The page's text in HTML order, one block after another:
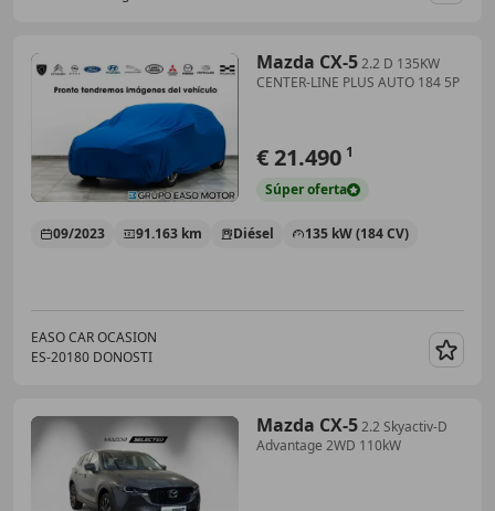
Mazda CX-52.2 D 135KW
CENTER-LINE PLUS AUTO 184 5P
€ 21.490 1
Súperoferta
09/2023 91.163 km Diésel 135 kW (184 CV)
EASO CAR OCASION
ES-20180 DONOSTI
Mazda CX-52.2 Skyactiv-D
Advantage 2WD 110kW